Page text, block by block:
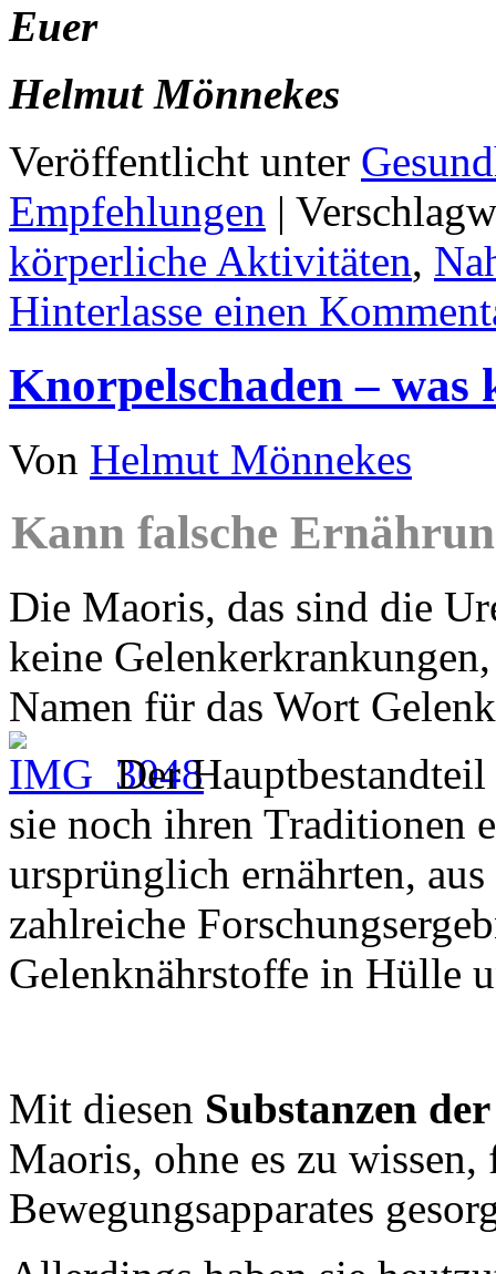
Euer
Helmut Mönnekes
Veröffentlicht unter
Empfehlungen |
körperliche Aktivitäten,
Hinterlasse einen
Knorpelschaden – was
Von Helmut Mönnekes
Kann falsche
Die Maoris, das sind die
keine
Namen für das Wort
Der
sie noch ihren Traditionen
ursprünglich ernährten,
zahlreiche
Gelenknährstoffe in Hülle
Mit diesen Substanzen
Maoris, ohne es zu
Bewegungsapparates